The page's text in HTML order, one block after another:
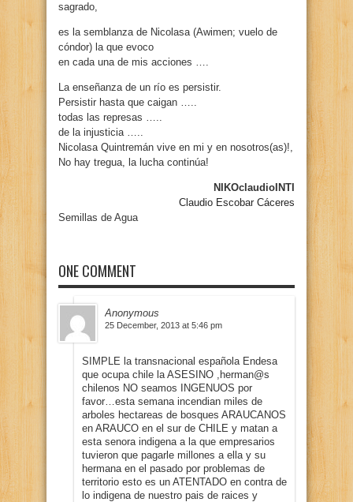
sagrado,
es la semblanza de Nicolasa (Awimen; vuelo de
cóndor) la que evoco
en cada una de mis acciones ….
La enseñanza de un río es persistir.
Persistir hasta que caigan …..
todas las represas …..
de la injusticia …..
Nicolasa Quintremán vive en mi y en nosotros(as)!,
No hay tregua, la lucha continúa!
NIKOclaudioINTI
Claudio Escobar Cáceres
Semillas de Agua
ONE COMMENT
Anonymous
25 December, 2013 at 5:46 pm
SIMPLE la transnacional española Endesa
que ocupa chile la ASESINO ,herman@s
chilenos NO seamos INGENUOS por
favor…esta semana incendian miles de
arboles hectareas de bosques ARAUCANOS
en ARAUCO en el sur de CHILE y matan a
esta senora indigena a la que empresarios
tuvieron que pagarle millones a ella y su
hermana en el pasado por problemas de
territorio esto es un ATENTADO en contra de
lo indigena de nuestro pais de raices y